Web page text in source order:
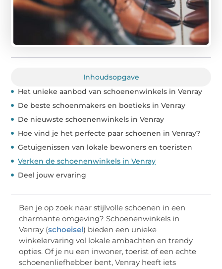
Inhoudsopgave
Het unieke aanbod van schoenenwinkels in Venray
De beste schoenmakers en boetieks in Venray
De nieuwste schoenenwinkels in Venray
Hoe vind je het perfecte paar schoenen in Venray?
Getuigenissen van lokale bewoners en toeristen
Verken de schoenenwinkels in Venray
Deel jouw ervaring
Ben je op zoek naar stijlvolle schoenen in een
charmante omgeving? Schoenenwinkels in
Venray (schoeisel) bieden een unieke
winkelervaring vol lokale ambachten en trendy
opties. Of je nu een inwoner, toerist of een echte
schoenenliefhebber bent, Venray heeft iets